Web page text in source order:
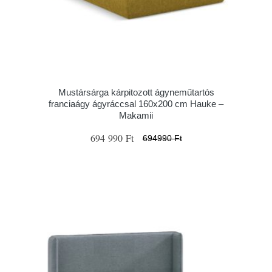
Mustársárga kárpitozott ágyneműtartós
franciaágy ágyráccsal 160x200 cm Hauke –
Makamii
694 990 Ft 694990 Ft